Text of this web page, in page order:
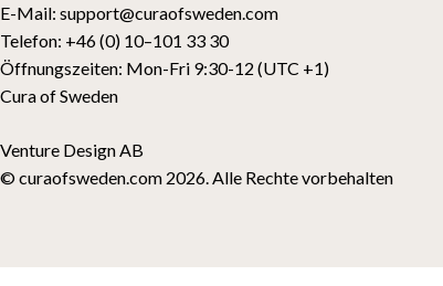
E-Mail: support@curaofsweden.com
Telefon: +46 (0) 10–101 33 30
Öffnungszeiten: Mon-Fri 9:30-12 (UTC +1)
Cura of Sweden
Venture Design AB
© curaofsweden.com 2026. Alle Rechte vorbehalten